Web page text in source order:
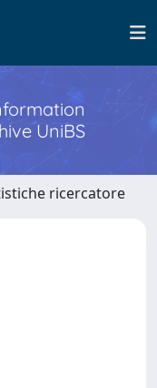
UniBS
ricercatore